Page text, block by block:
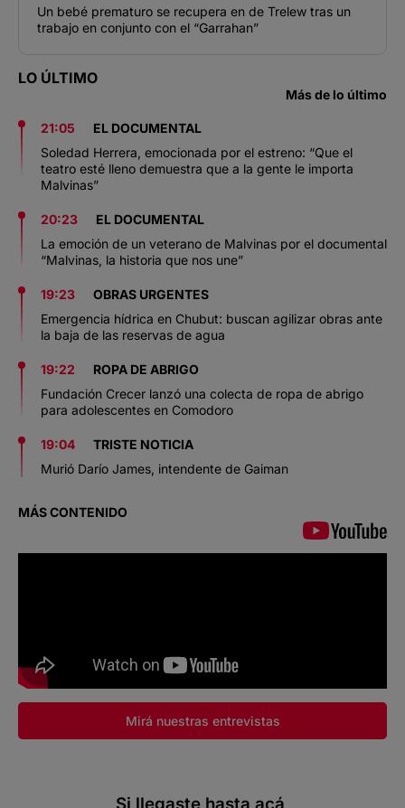
Un bebé prematuro se recupera en de Trelew tras un
trabajo en conjunto con el “Garrahan”
LO ÚLTIMO
Más de lo último
21:05
EL DOCUMENTAL
Soledad Herrera, emocionada por el estreno: “Que el
teatro esté lleno demuestra que a la gente le importa
Malvinas”
20:23
EL DOCUMENTAL
La emoción de un veterano de Malvinas por el documental
“Malvinas, la historia que nos une”
19:23
OBRAS URGENTES
Emergencia hídrica en Chubut: buscan agilizar obras ante
la baja de las reservas de agua
19:22
ROPA DE ABRIGO
Fundación Crecer lanzó una colecta de ropa de abrigo
para adolescentes en Comodoro
19:04
TRISTE NOTICIA
Murió Darío James, intendente de Gaiman
MÁS CONTENIDO
Mirá nuestras entrevistas
Si llegaste hasta acá,